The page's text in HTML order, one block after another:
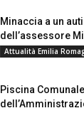
Minaccia a un
dell’assessore
Attualità Emilia
Piscina